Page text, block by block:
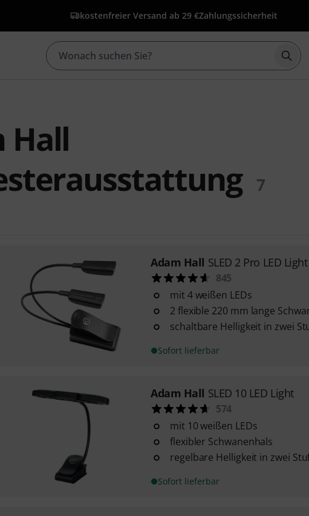
kostenfreier Versand ab 29 €Zahlungssicherheit
Hall
7
Adam Hall SLED 2 Pro LED Light
845
mit 4 weißen LEDs
2 flexible 220 mm lange
schaltbare Helligkeit in zwei
Sofort lieferbar
Adam Hall SLED 10 LED Light
574
mit 10 weißen LEDs
flexibler Schwanenhals
regelbare Helligkeit in zwei
Sofort lieferbar